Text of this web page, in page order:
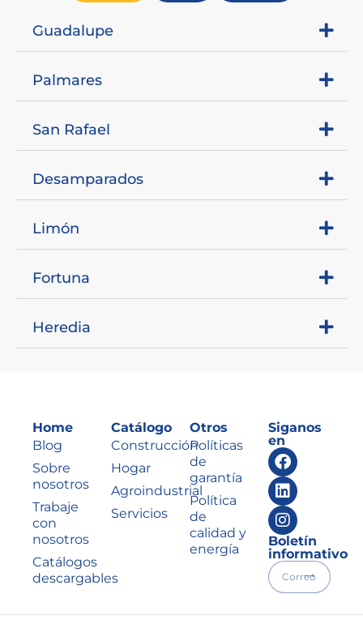
Guadalupe
Palmares
San Rafael
Desamparados
Limón
Fortuna
Heredia
Home
Blog
Sobre
nosotros
Trabaje
con
nosotros
Catálogos
descargables
Catálogo
Construcción
Hogar
Agroindustrial
Servicios
Otros
Políticas
de
garantía
Política
de
calidad y
energía
Siganos
en
Boletín
informativo